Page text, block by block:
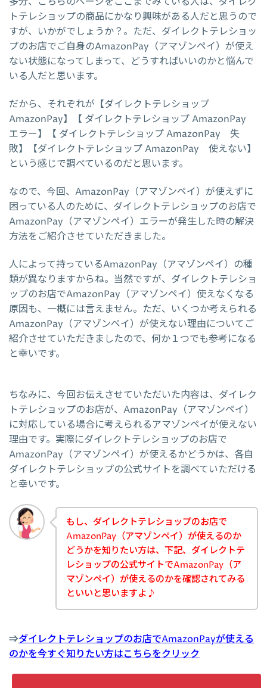
トテレショップの商品にかなり興味がある人だと思うので
すが、いかがでしょうか？。ただ、ダイレクトテレショッ
プのお店でご自身のAmazonPay（アマゾンペイ）が使え
ない状態になってしまって、どうすればいいのかと悩んで
いる人だと思います。
だから、それぞれが【ダイレクトテレショップ
AmazonPay】【 ダイレクトテレショップ AmazonPay
エラー】【 ダイレクトテレショップ AmazonPay 失
敗】【ダイレクトテレショップ AmazonPay 使えない】
という感じで調べているのだと思います。
なので、今回、AmazonPay（アマゾンペイ）が使えずに
困っている人のために、ダイレクトテレショップのお店で
AmazonPay（アマゾンペイ）エラーが発生した時の解決
方法をご紹介させていただきました。
人によって持っているAmazonPay（アマゾンペイ）の種
類が異なりますからね。当然ですが、ダイレクトテレショ
ップのお店でAmazonPay（アマゾンペイ）使えなくなる
原因も、一概には言えません。ただ、いくつか考えられる
AmazonPay（アマゾンペイ）が使えない理由についてご
紹介させていただきましたので、何か１つでも参考になる
と幸いです。
ちなみに、今回お伝えさせていただいた内容は、ダイレク
トテレショップのお店が、AmazonPay（アマゾンペイ）
に対応している場合に考えられるアマゾンペイが使えない
理由です。実際にダイレクトテレショップのお店で
AmazonPay（アマゾンペイ）が使えるかどうかは、各自
ダイレクトテレショップの公式サイトを調べていただける
と幸いです。
もし、ダイレクトテレショップのお店で
AmazonPay（アマゾンペイ）が使えるのか
どうかを知りたい方は、下記、ダイレクトテ
レショップの公式サイトでAmazonPay（ア
マゾンペイ）が使えるのかを確認されてみる
といいと思いますよ♪
⇒ダイレクトテレショップのお店でAmazonPayが使える
のかを今すぐ知りたい方はこちらをクリック